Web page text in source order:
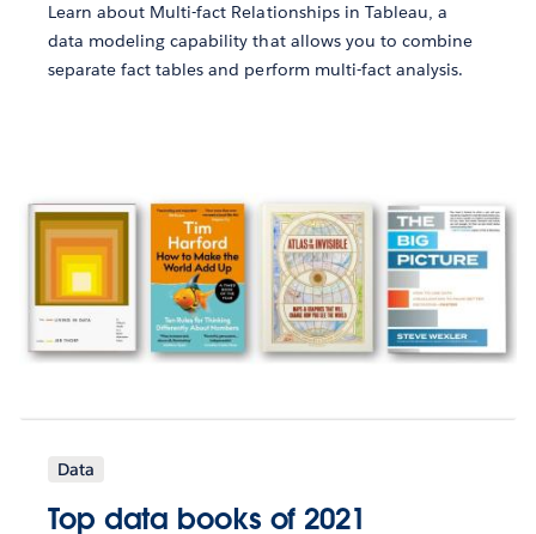
Learn about Multi-fact Relationships in Tableau, a
data modeling capability that allows you to combine
separate fact tables and perform multi-fact analysis.
Data
Top data books of 2021